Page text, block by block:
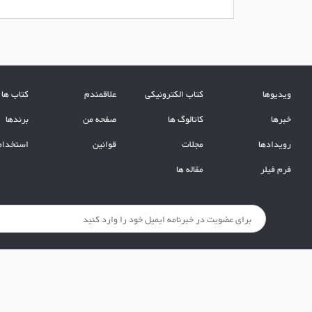
ویدیوها کتاب الکترونیکی علاقمندم
کتاب ها
خبرها
کاتالوگ ها صفحه من
برندها
رویدادها
مجلات قوانین
فرم فیلر
مقاله ها